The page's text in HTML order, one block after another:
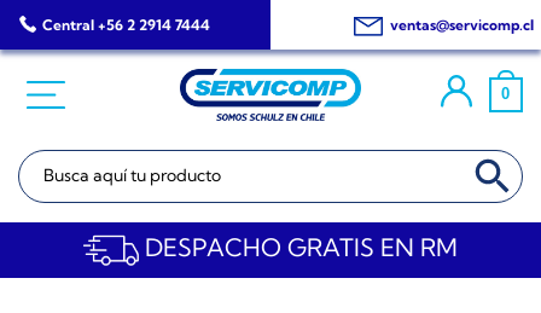
Saltar
al
Central +56 2 2914 7444 ventas@servicomp.cl
0
Buscar: BOTÓN DE
DESPACHO GRATIS EN RM